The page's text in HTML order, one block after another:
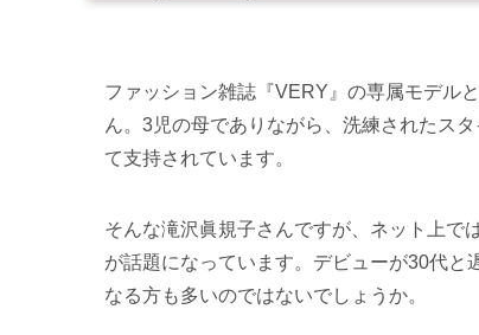
ファッション雑誌『VERY』の専属モデル
ん。3児の母でありながら、洗練されたス
て支持されています。
そんな滝沢眞規子さんですが、ネット上で
が話題になっています。デビューが30代と
なる方も多いのではないでしょうか。